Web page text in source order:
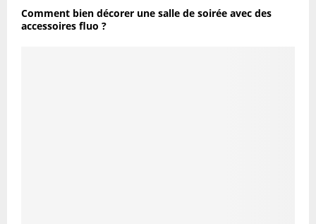
Comment bien décorer une salle de soirée avec des
accessoires fluo ?